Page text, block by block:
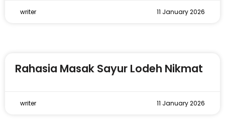
writer 11 January 2026
Rahasia Masak Sayur Lodeh Nikmat
writer 11 January 2026